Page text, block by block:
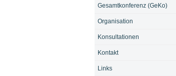
Gesamtkonferenz (GeKo)
Organisation
Konsultationen
Kontakt
Links